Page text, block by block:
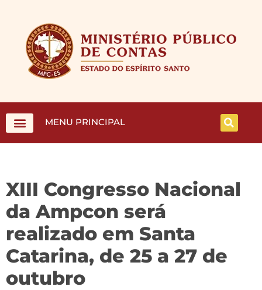
MENU PRINCIPAL
XIII Congresso Nacional
da Ampcon será
realizado em Santa
Catarina, de 25 a 27 de
outubro